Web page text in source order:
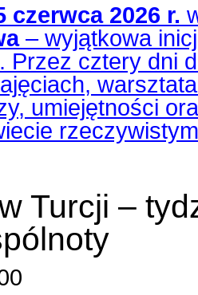
czerwca 2026 r.
– wyjątkowa
Przez cztery dni
umiejętności
Turcji –